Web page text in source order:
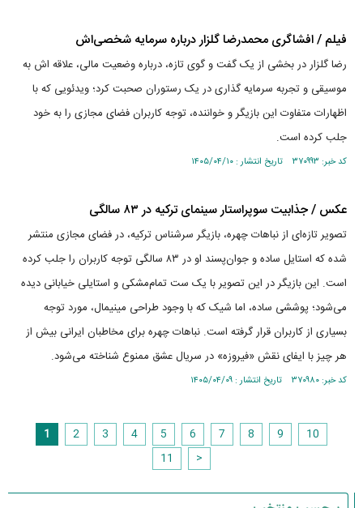
فیلم / افشاگری محمدرضا گلزار درباره سرمایه شخصی‌اش
رضا گلزار در بخشی از یک گفت و گوی تازه، درباره وضعیت مالی، علاقه اش به
موسیقی و تجربه سرمایه گذاری در یک رستوران صحبت کرد؛ ویدئویی که با
اظهارات متفاوت این بازیگر و خواننده، توجه کاربران فضای مجازی را به خود
جلب کرده است.
کد خبر: ۳۷۰۹۹۳ تاریخ انتشار : ۱۴۰۵/۰۴/۱۰
عکس / جذابیت سوپراستار سینمای ترکیه در ۸۳ سالگی
تصویر تازه‌ای از نباهات چهره، بازیگر سرشناس ترکیه، در فضای مجازی منتشر
شده که استایل ساده و جوان‌پسند او در ۸۳ سالگی توجه کاربران را جلب کرده
است. این بازیگر در این تصویر با یک ست تمام‌مشکی و استایلی خیابانی دیده
می‌شود؛ پوششی ساده، اما شیک که با وجود طراحی مینیمال، مورد توجه
بسیاری از کاربران قرار گرفته است. نباهات چهره برای مخاطبان ایرانی بیش از
هر چیز با ایفای نقش «فیروزه» در سریال عشق ممنوع شناخته می‌شود.
کد خبر: ۳۷۰۹۸۰ تاریخ انتشار : ۱۴۰۵/۰۴/۰۹
1 2 3 4 5 6 7 8 9
10
11
>